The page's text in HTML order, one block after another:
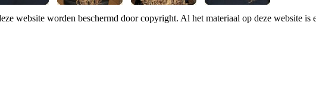
website worden beschermd door copyright. Al het materiaal op deze website